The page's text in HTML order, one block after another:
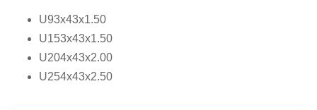
U93x43x1.50
U153x43x1.50
U204x43x2.00
U254x43x2.50